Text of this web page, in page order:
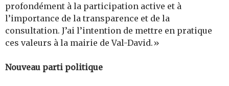
profondément à la participation active et à
l’importance de la transparence et de la
consultation. J’ai l’intention de mettre en pratique
ces valeurs à la mairie de Val-David.»
Nouveau parti politique